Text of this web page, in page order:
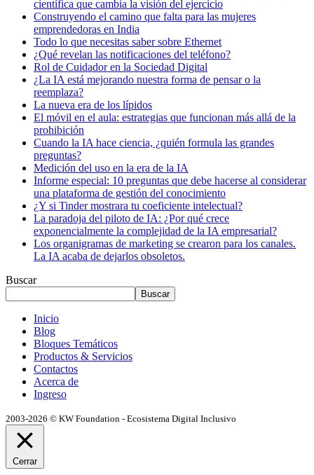
científica que cambia la visión del ejercicio
Construyendo el camino que falta para las mujeres
emprendedoras en India
Todo lo que necesitas saber sobre Ethernet
¿Qué revelan las notificaciones del teléfono?
Rol de Cuidador en la Sociedad Digital
¿La IA está mejorando nuestra forma de pensar o la
reemplaza?
La nueva era de los lípidos
El móvil en el aula: estrategias que funcionan más allá de la
prohibición
Cuando la IA hace ciencia, ¿quién formula las grandes
preguntas?
Medición del uso en la era de la IA
Informe especial: 10 preguntas que debe hacerse al considerar
una plataforma de gestión del conocimiento
¿Y si Tinder mostrara tu coeficiente intelectual?
La paradoja del piloto de IA: ¿Por qué crece
exponencialmente la complejidad de la IA empresarial?
Los organigramas de marketing se crearon para los canales.
La IA acaba de dejarlos obsoletos.
Buscar
Buscar
Inicio
Blog
Bloques Temáticos
Productos & Servicios
Contactos
Acerca de
Ingreso
2003-2026 © KW Foundation - Ecosistema Digital Inclusivo
Cerrar